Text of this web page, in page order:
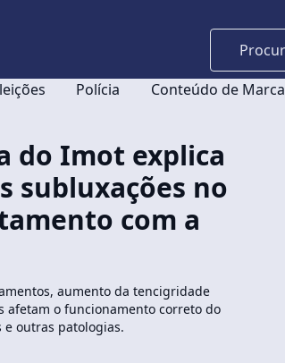
Polícia Conteúdo de Marca
do Imot explica
subluxações no
com a
aumento da tencigridade
afetam o funcionamento correto do
e outras patologias.